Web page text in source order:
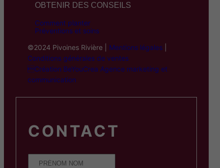
OBTENIR DES CONSEILS
Comment planter
Préventions et soins
©2024 Pivoines Rivière | Mentions légales
Conditions générales de ventes
Création BeYouCrea Agence marketing et
communication
CONTACT